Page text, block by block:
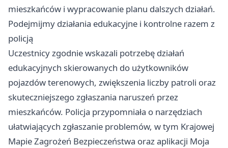
mieszkańców i wypracowanie planu dalszych działań.
Podejmijmy działania edukacyjne i kontrolne razem z
policją
Uczestnicy zgodnie wskazali potrzebę działań
edukacyjnych skierowanych do użytkowników
pojazdów terenowych, zwiększenia liczby patroli oraz
skuteczniejszego zgłaszania naruszeń przez
mieszkańców. Policja przypomniała o narzędziach
ułatwiających zgłaszanie problemów, w tym Krajowej
Mapie Zagrożeń Bezpieczeństwa oraz aplikacji Moja